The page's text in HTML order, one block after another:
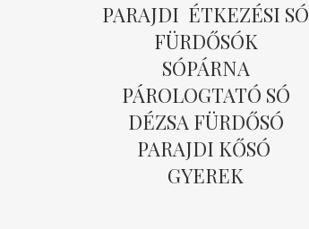
PARAJDI ÉTKEZÉSI SÓ
FÜRDŐSÓK
SÓPÁRNA
PÁROLOGTATÓ SÓ
DÉZSA FÜRDŐSÓ
PARAJDI KŐSÓ
GYEREK